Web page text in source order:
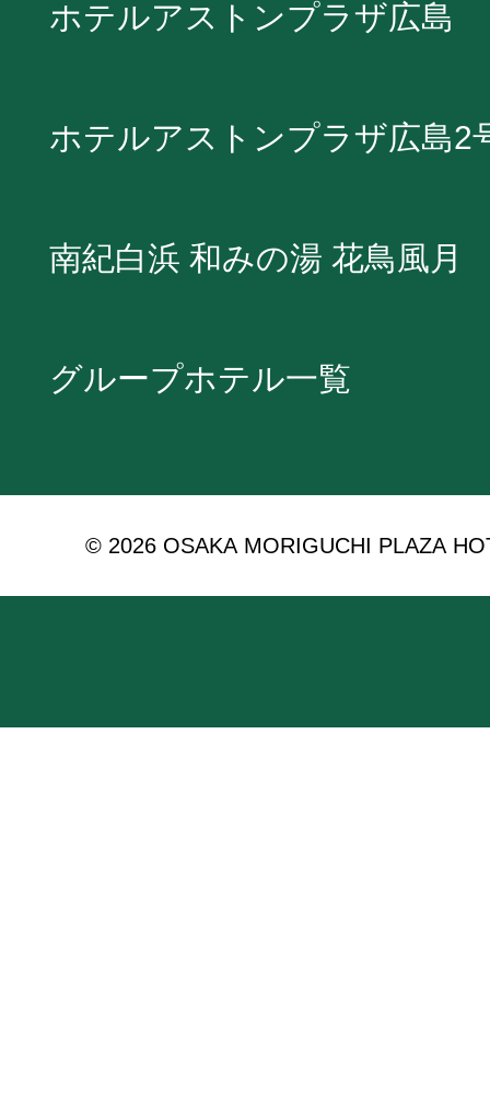
ホテルアストンプラザ広島
ホテルアストンプラザ広島2
南紀白浜 和みの湯 花鳥風月
グループホテル一覧
© 2026 OSAKA MORIGUCHI PLAZA